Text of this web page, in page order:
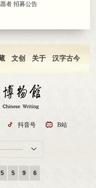
者 招募公告
文创 关于 汉字古今

 抖音号  B站
5 5 9 6